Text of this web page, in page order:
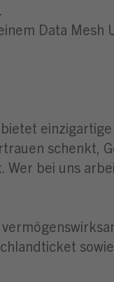
Data Mesh
schenkt,
bei uns